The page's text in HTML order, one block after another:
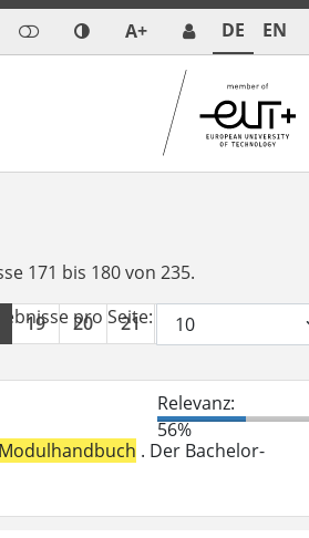
A+ DE EN
171 bis 180 von 235.
19 20 21 22
pro Seite:
Relevanz:
56%
Modulhandbuch . Der Bachelor-